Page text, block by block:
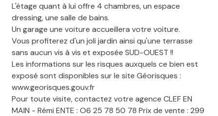
L'étage quant à lui offre 4 chambres, un espace
dressing, une salle de bains.
Un garage une voiture accueillera votre voiture.
Vous profiterez d'un joli jardin ainsi qu'une terrasse
sans aucun vis à vis et exposée SUD-OUEST !!
Les informations sur les risques auxquels ce bien est
exposé sont disponibles sur le site Géorisques :
www.georisques.gouv.fr
Pour toute visite, contactez votre agence CLEF EN
MAIN - Rémi ENTE : O6 25 78 50 78 Prix de vente : 299